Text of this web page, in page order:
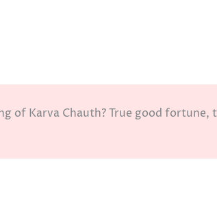
of Karva Chauth? True good fortune,